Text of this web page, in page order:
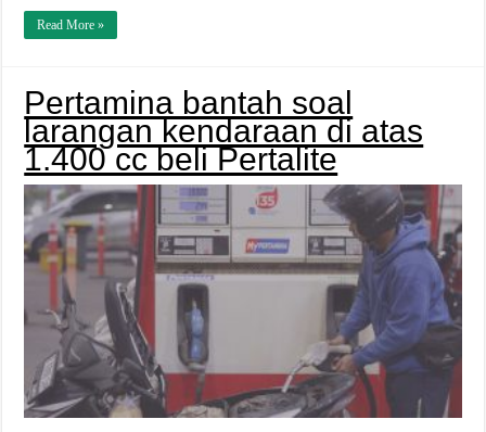
Read More »
Pertamina bantah soal
larangan kendaraan di atas
1.400 cc beli Pertalite